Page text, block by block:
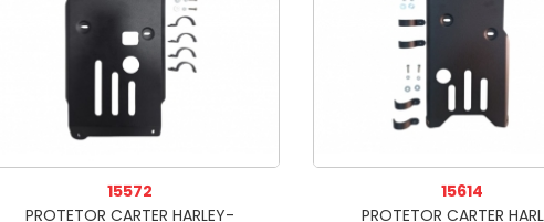
15572
PROTETOR CARTER HARLEY-
15614
PROTETOR CARTER